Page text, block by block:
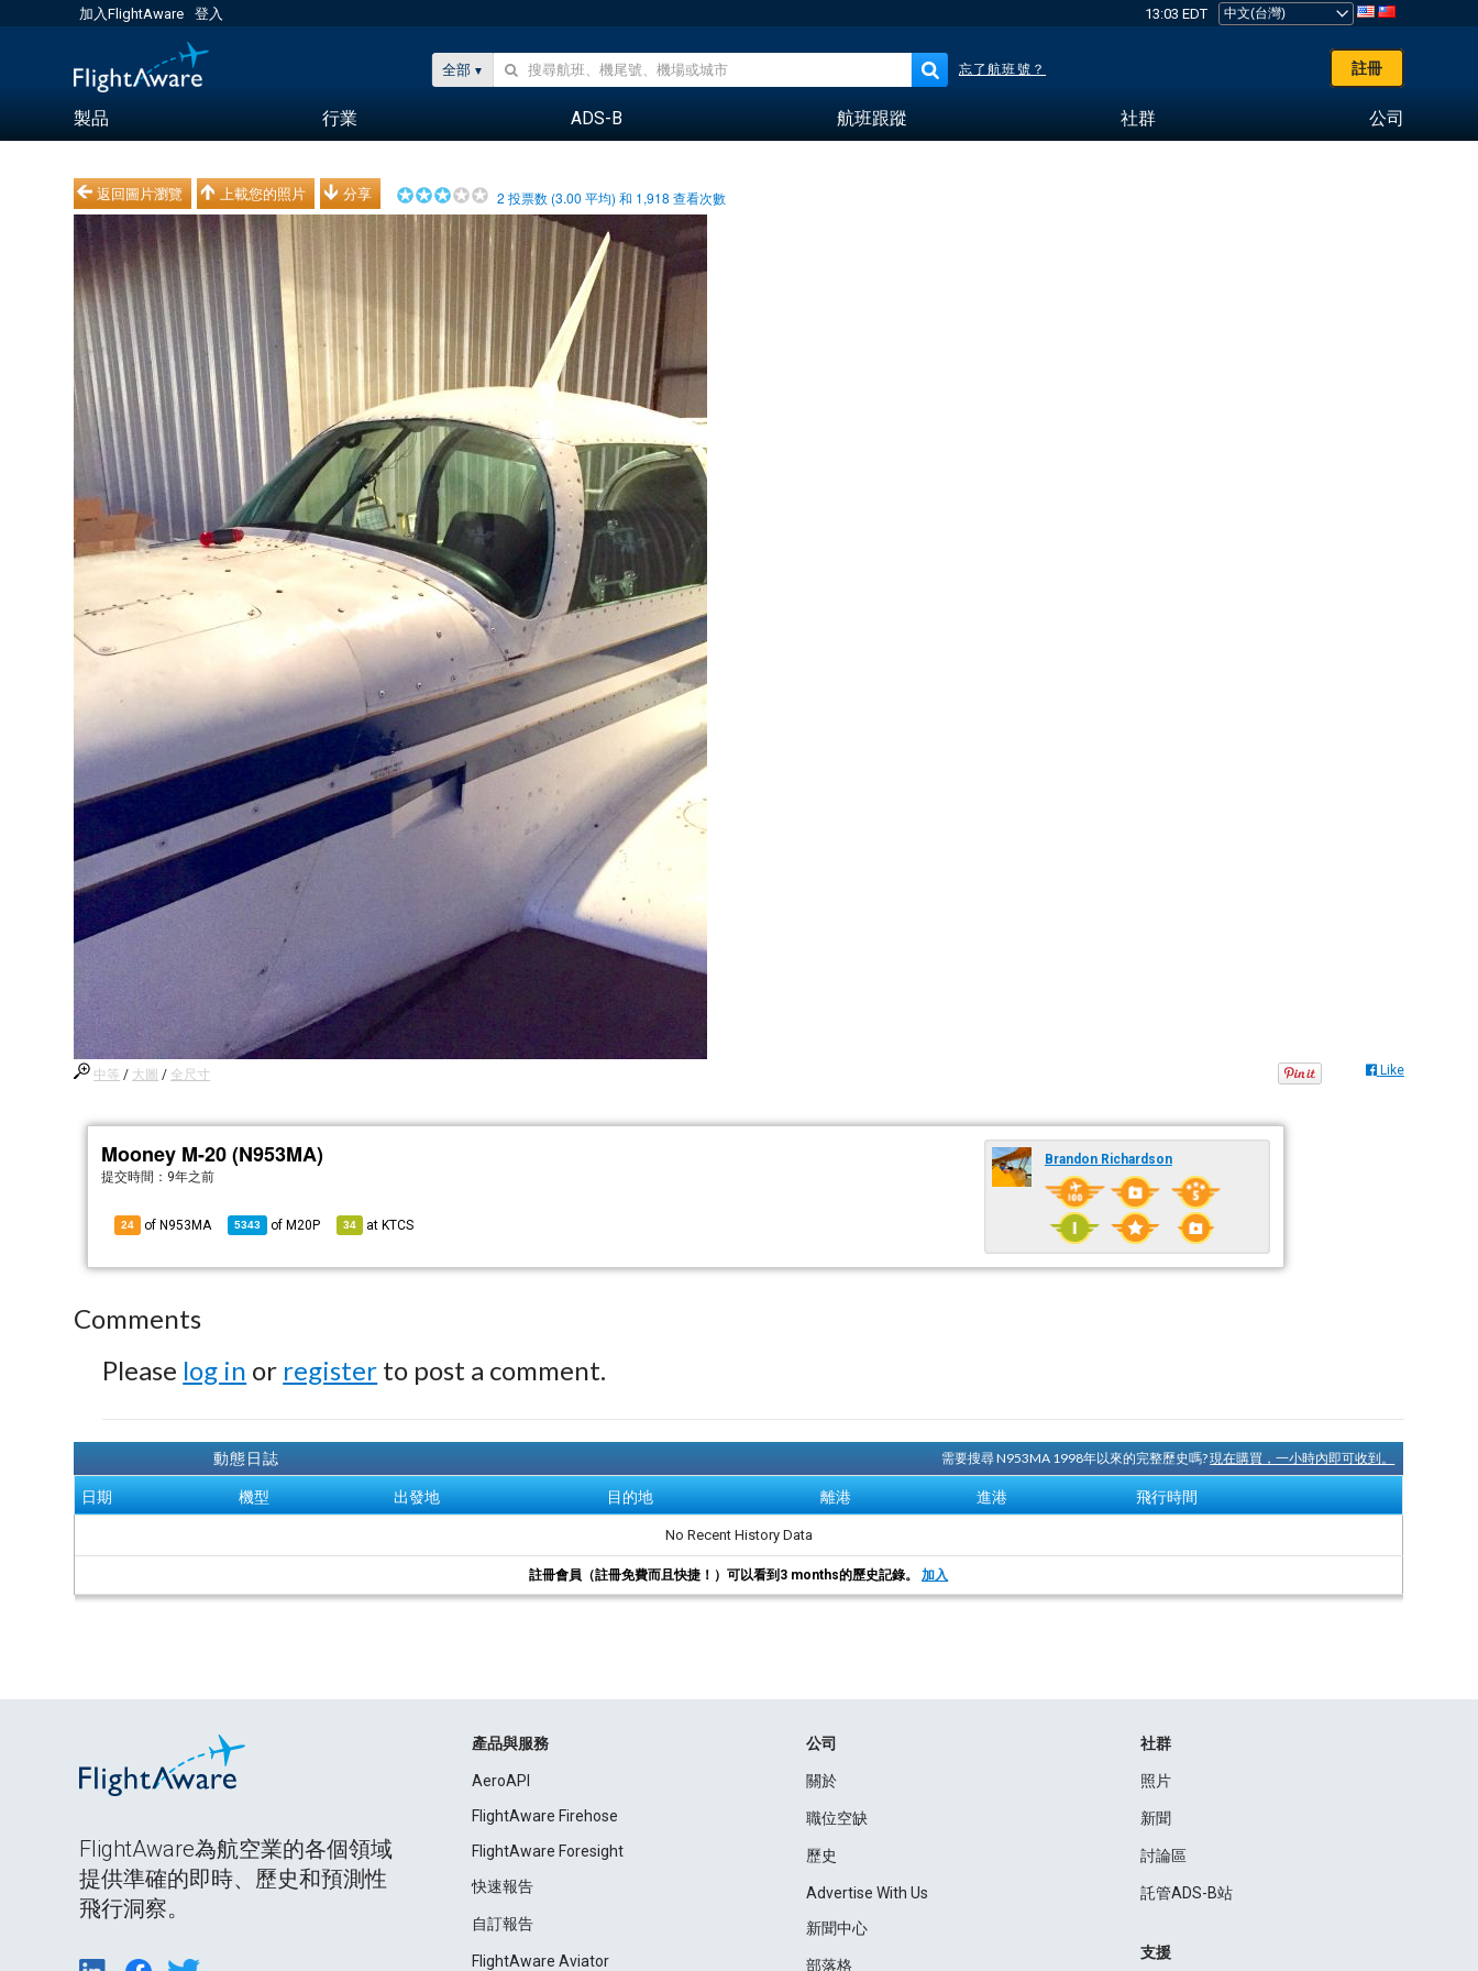
加入FlightAware 登入 13:03 EDT
全部 忘了航班號？ 註冊
製品 行業 ADS-B 航班跟蹤 社群 公司
返回圖片瀏覽 上載您的照片 分享 2 投票数 (3.00 平均) 和 1,918 查看次數
中等 / 大圖 / 全尺寸 Like
Mooney M-20 (N953MA)
提交時間： 9年之前
24 of N953MA 5343 of M20P 34 at KTCS
Brandon Richardson
Comments
Please log in or register to post a comment.
動態日誌 需要搜尋 N953MA 1998年以來的完整歷史嗎?現在購買，一小時內即可收到。
日期 機型 出發地 目的地 離港 進港 飛行時間
No Recent History Data
註冊會員（註冊免費而且快捷！）可以看到3 months的歷史記錄。加入
FlightAware為航空業的各個領域
提供準確的即時、歷史和預測性
飛行洞察。
產品與服務
AeroAPI
FlightAware Firehose
FlightAware Foresight
快速報告
自訂報告
FlightAware Aviator
公司
關於
職位空缺
歷史
Advertise With Us
新聞中心
部落格
社群
照片
新聞
討論區
託管ADS-B站
支援